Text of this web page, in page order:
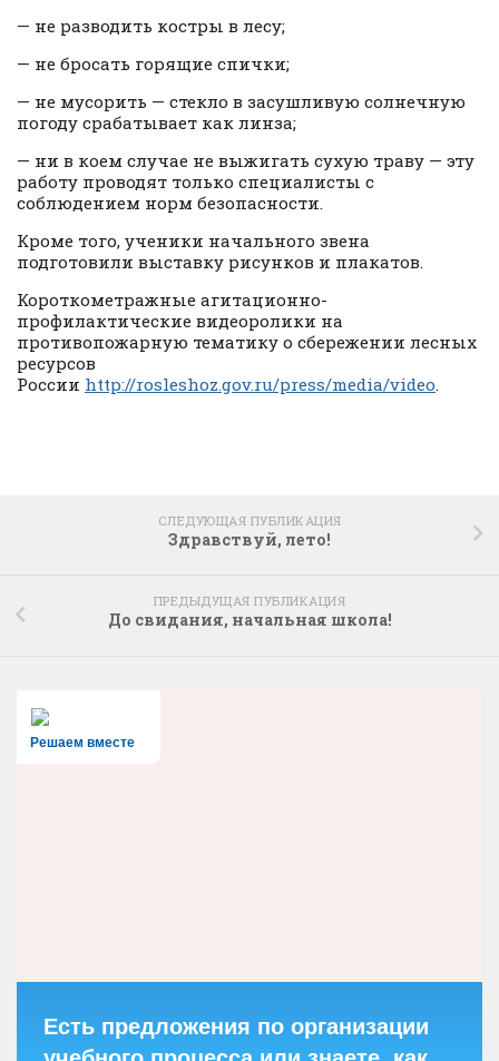
— не разводить костры в лесу;
— не бросать горящие спички;
— не мусорить — стекло в засушливую солнечную
погоду срабатывает как линза;
— ни в коем случае не выжигать сухую траву — эту
работу проводят только специалисты с
соблюдением норм безопасности.
Кроме того, ученики начального звена
подготовили выставку рисунков и плакатов.
Короткометражные агитационно-
профилактические видеоролики на
противопожарную тематику о сбережении лесных
ресурсов
России http://rosleshoz.gov.ru/press/media/video.
СЛЕДУЮЩАЯ ПУБЛИКАЦИЯ
Здравствуй, лето!
ПРЕДЫДУЩАЯ ПУБЛИКАЦИЯ
До свидания, начальная школа!
Решаем вместе
Есть предложения по организации